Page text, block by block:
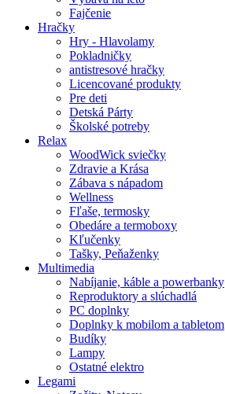
Fajčenie
Hračky
Hry - Hlavolamy
Pokladničky
antistresové hračky
Licencované produkty
Pre deti
Detská Párty
Školské potreby
Relax
WoodWick sviečky
Zdravie a Krása
Zábava s nápadom
Wellness
Fľaše, termosky
Obedáre a termoboxy
Kľučenky
Tašky, Peňaženky
Multimedia
Nabíjanie, káble a powerbanky
Reproduktory a slúchadlá
PC doplnky
Doplnky k mobilom a tabletom
Budíky
Lampy
Ostatné elektro
Legami